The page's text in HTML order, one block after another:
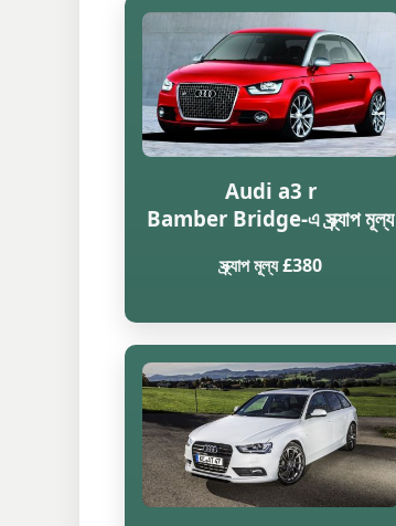
Audi a3 r
Bamber Bridge-এ স্ক্র্যাপ মূল্য
স্ক্র্যাপ মূল্য £380